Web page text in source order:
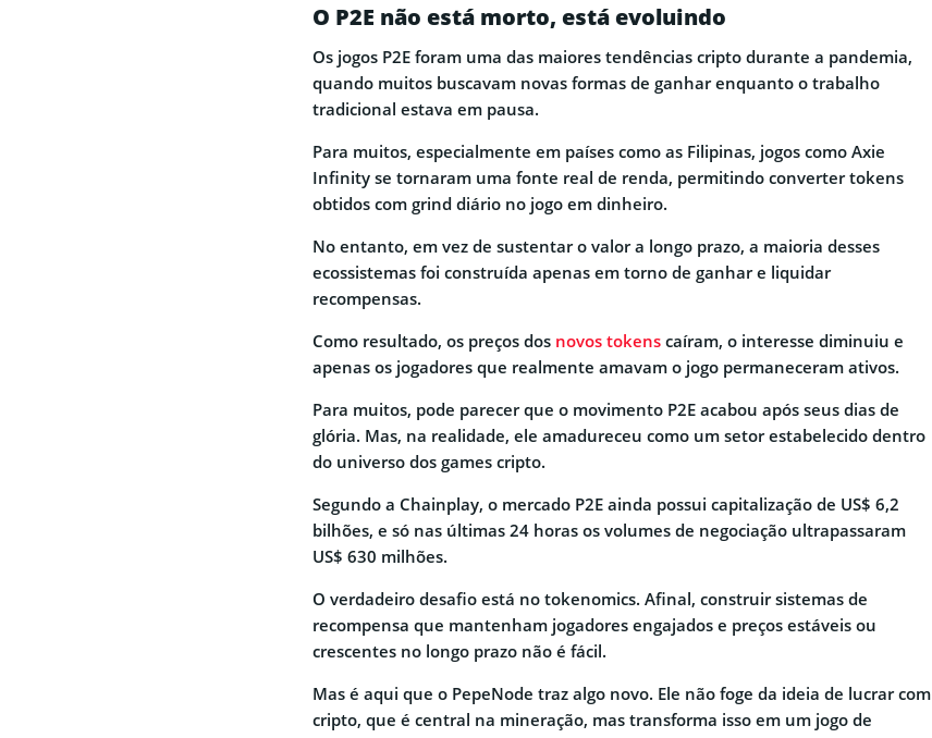
O P2E não está morto, está evoluindo
Os jogos P2E foram uma das maiores tendências cripto durante a pandemia,
quando muitos buscavam novas formas de ganhar enquanto o trabalho
tradicional estava em pausa.
Para muitos, especialmente em países como as Filipinas, jogos como Axie
Infinity se tornaram uma fonte real de renda, permitindo converter tokens
obtidos com grind diário no jogo em dinheiro.
No entanto, em vez de sustentar o valor a longo prazo, a maioria desses
ecossistemas foi construída apenas em torno de ganhar e liquidar
recompensas.
Como resultado, os preços dos novos tokens caíram, o interesse diminuiu e
apenas os jogadores que realmente amavam o jogo permaneceram ativos.
Para muitos, pode parecer que o movimento P2E acabou após seus dias de
glória. Mas, na realidade, ele amadureceu como um setor estabelecido dentro
do universo dos games cripto.
Segundo a Chainplay, o mercado P2E ainda possui capitalização de US$ 6,2
bilhões, e só nas últimas 24 horas os volumes de negociação ultrapassaram
US$ 630 milhões.
O verdadeiro desafio está no tokenomics. Afinal, construir sistemas de
recompensa que mantenham jogadores engajados e preços estáveis ou
crescentes no longo prazo não é fácil.
Mas é aqui que o PepeNode traz algo novo. Ele não foge da ideia de lucrar com
cripto, que é central na mineração, mas transforma isso em um jogo de